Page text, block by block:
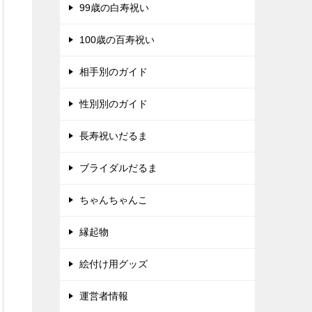
99歳の白寿祝い
100歳の百寿祝い
相手別のガイド
性別別のガイド
長寿祝いだるま
ブライダルだるま
ちゃんちゃんこ
縁起物
絵付け用グッズ
運営者情報